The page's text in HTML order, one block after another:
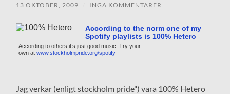
13 OKTOBER, 2009 INGA KOMMENTARER
According to the norm one of my
Spotify playlists is 100% Hetero
According to others it’s just good music. Try your
own atwww.stockholmpride.org/spotify
Jag verkar (enligt stockholm pride") vara 100% Hetero